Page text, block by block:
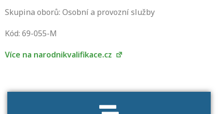
Skupina oborů: Osobní a provozní služby
Kód: 69-055-M
Více na narodnikvalifikace.cz
Projděte si seznam profesních kvalifikací.
Víte, jaké dovednosti musíte pro danou